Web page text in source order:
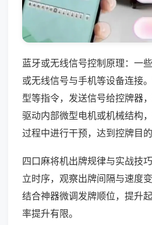
蓝牙或无线信号控制原理：一
或无线信号与手机等设备连接
型等指令，发送信号给控牌器
驱动内部微型电机或机械结构
过程中进行干预，达到控牌目的
四口麻将机出牌规律与实战技
立时序，观察出牌间隔与速度
结合神器微调发牌顺位，提升
率提升有限。